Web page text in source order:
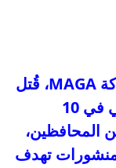
تشارلي كيرك، المؤثر الرئيسي لحركة MAGA، قُتل
بالرصاص في حدث بجامعة يوتا فالي في 10
المحافظين،
تهدف